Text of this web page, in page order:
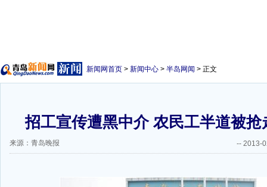
新闻网首页 > 新闻中心 > 半岛网闻 > 正文
招工宣传遭黑中介 农民工半道被抢
来源：青岛晚报 -- 2013-